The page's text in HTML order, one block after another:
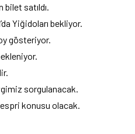
satıldı.
Yiğidoları bekliyor.
gösteriyor.
sorgulanacak.
espri konusu olacak.